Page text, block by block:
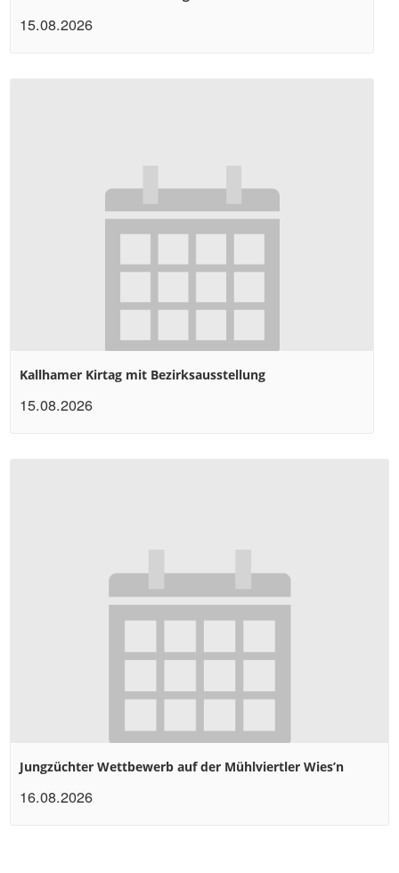
15.08.2026
Kallhamer Kirtag mit Bezirksausstellung
15.08.2026
Jungzüchter Wettbewerb auf der Mühlviertler Wies’n
16.08.2026